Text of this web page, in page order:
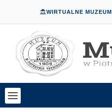
WIRTUALNE MUZEUM